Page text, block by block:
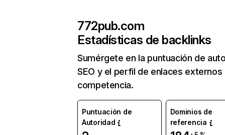
772pub.com
Estadísticas de backlinks
Sumérgete en la puntuación de
SEO y el perfil de enlaces externos
competencia.
Puntuación de
Autoridad
Dominios de
referencia